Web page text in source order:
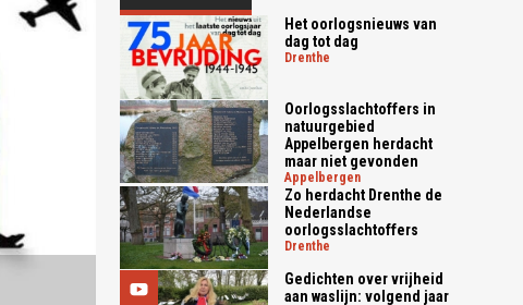
Het oorlogsnieuws van
dag tot dag
drenthe
Oorlogsslachtoffers in
natuurgebied
Appelbergen herdacht
maar niet gevonden
appelbergen
Zo herdacht Drenthe de
Nederlandse
oorlogsslachtoffers
drenthe
Gedichten over vrijheid
aan waslijn: volgend jaar